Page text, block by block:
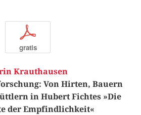
p
gratis
Krauthausen
Von Hirten, Bauern
in Hubert Fichtes »Die
der Empfindlichkeit«